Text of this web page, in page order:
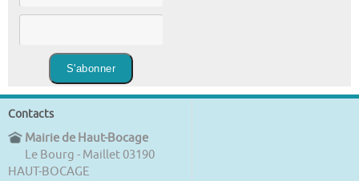
Contacts
Mairie de Haut-Bocage
Le Bourg - Maillet 03190
HAUT-BOCAGE